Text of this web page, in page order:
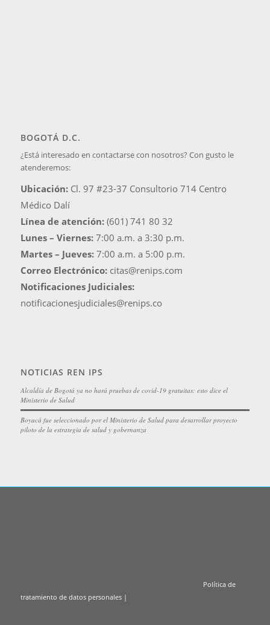
BOGOTÁ D.C.
¿Está interesado en contactarse con nosotros? Con gusto le
atenderemos:
Ubicación: Cl. 97 #23-37 Consultorio 714 Centro
Médico Dalí
Línea de atención: (601) 741 80 32
Lunes – Viernes: 7:00 a.m. a 3:30 p.m.
Martes – Jueves: 7:00 a.m. a 5:00 p.m.
Correo Electrónico: citas@renips.com
Notificaciones Judiciales:
notificacionesjudiciales@renips.co
NOTICIAS REN IPS
Alcaldía de Bogotá ya no hará pruebas de covid-19 gratuitas: esto dice el
Ministerio de Salud
Boyacá fue seleccionado por el Ministerio de Salud para desarrollar proyecto
piloto de la estrategia de salud y gobernanza
Política de
tratamiento de datos personales|